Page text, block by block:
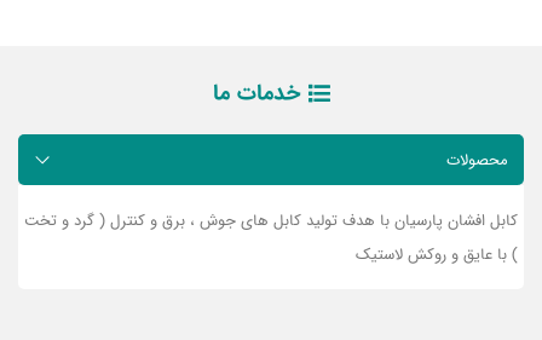
خدمات ما
محصولات
کابل افشان پارسیان با هدف تولید کابل های جوش ، برق و کنترل ( گرد و تخت
) با عایق و روکش لاستیک